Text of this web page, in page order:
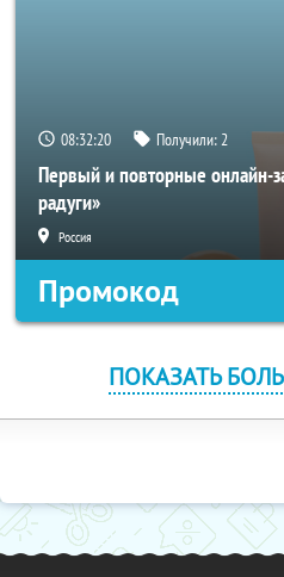
08:32:19 Получили:2
Первый и повторные онлайн-
радуги»
Россия
Промокод
ПОКАЗАТЬ